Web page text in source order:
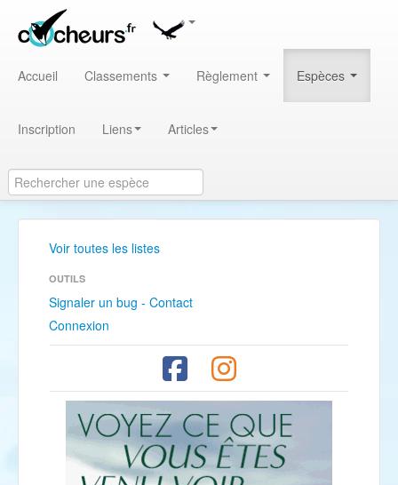
Accueil Classements Règlement Espèces
Inscription Liens Articles
Voir toutes les listes
OUTILS
Signaler un bug - Contact
Connexion